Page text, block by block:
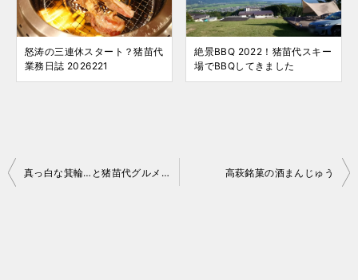
怒涛の三連休スタート？猪苗代
業務日誌 2026221
絶景BBQ 2022！猪苗代スキー
場でBBQしてきました
投
真っ白な箕輪…と猪苗代グルメ 16-17 No.003 高萩銘菓の酒まんじゅう